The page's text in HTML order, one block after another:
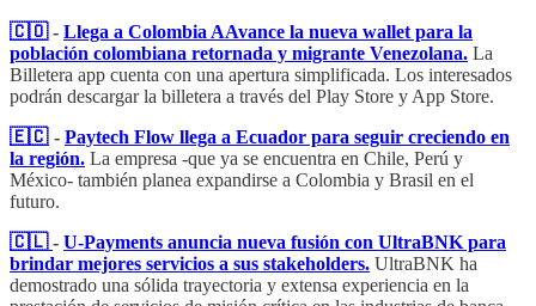
🇨🇴- Llega a Colombia AAvance la nueva wallet para la
población colombiana retornada y migrante Venezolana. La
Billetera app cuenta con una apertura simplificada. Los interesados
podrán descargar la billetera a través del Play Store y App Store.
🇪🇨 - Paytech Flow llega a Ecuador para seguir creciendo en
la región. La empresa -que ya se encuentra en Chile, Perú y
México- también planea expandirse a Colombia y Brasil en el
futuro.
🇨🇱- U-Payments anuncia nueva fusión con UltraBNK para
brindar mejores servicios a sus stakeholders. UltraBNK ha
demostrado una sólida trayectoria y extensa experiencia en la